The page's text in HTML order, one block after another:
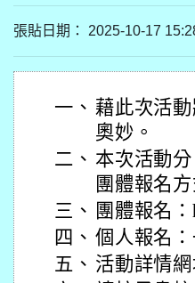
張貼日期： 2025-10-17
一、 藉此次活
奧妙。
二、 本次活動
團體報名方
三、 團體報名
四、 個人報名
五、 活動詳情